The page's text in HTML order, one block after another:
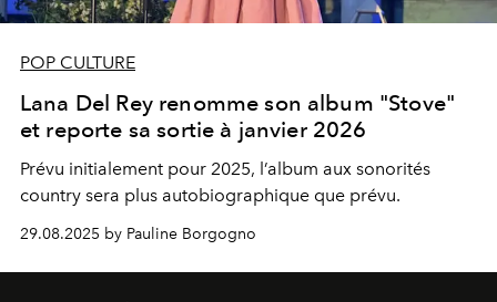
POP CULTURE
Lana Del Rey renomme son album "Stove"
et reporte sa sortie à janvier 2026
Prévu initialement pour 2025, l’album aux sonorités
country sera plus autobiographique que prévu.
29.08.2025 by Pauline Borgogno